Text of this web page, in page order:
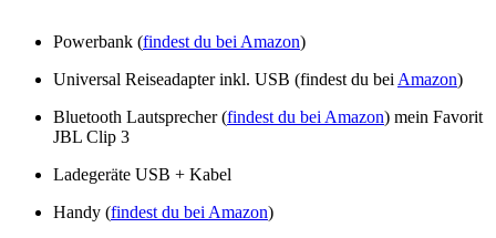
Powerbank (findest du bei Amazon)
Universal Reiseadapter inkl. USB (findest du bei Amazon)
Bluetooth Lautsprecher (findest du bei Amazon) mein Favorit
JBL Clip 3
Ladegeräte USB + Kabel
Handy (findest du bei Amazon)